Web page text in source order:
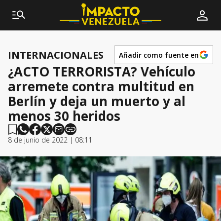
INTERNACIONALES Añadir como fuente en
¿ACTO TERRORISTA? Vehículo
arremete contra multitud en
Berlín y deja un muerto y al
menos 30 heridos
8 de junio de 2022 | 08:11